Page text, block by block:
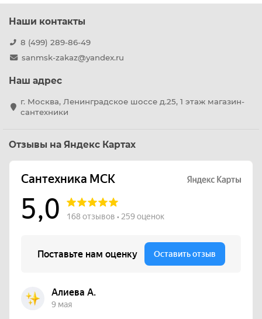
Наши контакты
8 (499) 289-86-49
sanmsk-zakaz@yandex.ru
Наш адрес
г. Москва, Ленинградское шоссе д.25, 1 этаж магазин-
сантехники
Отзывы на Яндекс Картах